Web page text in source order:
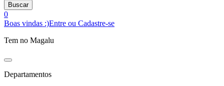
Buscar
0
Boas vindas :)Entre ou Cadastre-se
Tem no Magalu
Departamentos